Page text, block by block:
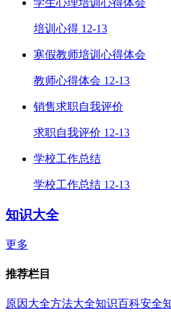
学生心理培训心得体会
培训心得 12-13
寒假教师培训心得体会
教师心得体会 12-13
销售求职自我评价
求职自我评价 12-13
学校工作总结
学校工作总结 12-13
知识大全
更多
推荐栏目
原因大全方法大全知识百科安全